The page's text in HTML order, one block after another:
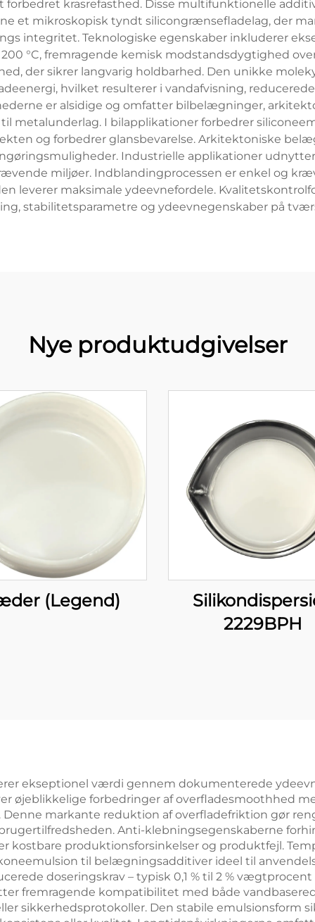
krasrefasthed. Disse multifunktionelle
et mikroskopisk tyndt silicongrænsefladelag, der
integritet. Teknologiske egenskaber inkluderer
°C, fremragende kemisk modstandsdygtighed
der sikrer langvarig holdbarhed. Den unikke
hvilket resulterer i vandafvisning,
er alsidige og omfatter bilbelægninger,
metalunderlag. I bilapplikationer forbedrer
og forbedrer glansbevarelse. Arkitektoniske
Industrielle applikationer
miljøer. Indblandingprocessen er enkel og
leverer maksimale ydeevnefordele.
stabilitetsparametre og ydeevnegenskaber på
Nye produktudgivelser
(Legend)
2229BPH
ekseptionel værdi gennem dokumenterede
øjeblikkelige forbedringer af overfladesmoothhed
markante reduktion af overfladefriktion gør
Anti-klebningsegenskaberne
kostbare produktionsforsinkelser og produktfejl.
til belægningsadditiver ideel til
doseringskrav – typisk 0,1 % til 2 %
fremragende kompatibilitet med både
sikkerhedsprotokoller. Den stabile emulsionsform